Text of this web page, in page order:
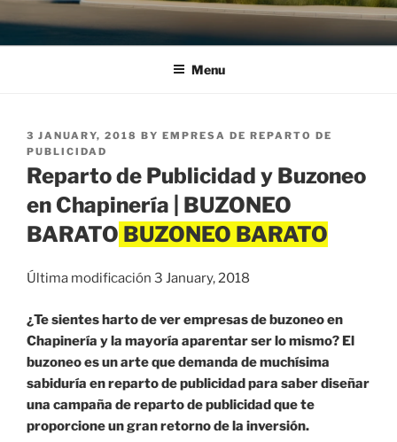
Menu
POSTED
ON
3 JANUARY, 2018 BY EMPRESA DE REPARTO DE
PUBLICIDAD
Reparto de Publicidad y Buzoneo
en Chapinería | BUZONEO
BARATO
Última modificación 3 January, 2018
¿Te sientes harto de ver empresas de buzoneo en
Chapinería y la mayoría aparentar ser lo mismo? El
buzoneo es un arte que demanda de muchísima
sabiduría en reparto de publicidad para saber diseñar
una campaña de reparto de publicidad que te
proporcione un gran retorno de la inversión.